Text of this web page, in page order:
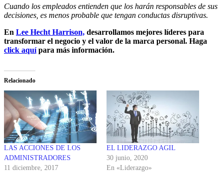
Cuando los empleados entienden que los harán responsables de sus
decisiones, es menos probable que tengan conductas disruptivas.
En Lee Hecht Harrison, desarrollamos mejores líderes para
transformar el negocio y el valor de la marca personal. Haga
click aquípara más información.
Relacionado
LAS ACCIONES DE LOS
ADMINISTRADORES
11 diciembre, 2017
EL LIDERAZGO AGIL
30 junio, 2020
En «Liderazgo»